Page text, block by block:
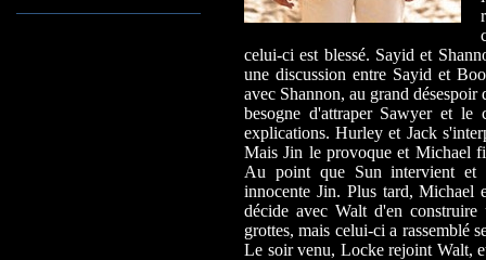
celui-ci est blessé. Sayid et
une discussion entre Sayid et
avec Shannon, au grand
besogne d'attraper Sawyer et le
explications. Hurley et Jack
Mais Jin le provoque et Michael
Au point que Sun intervient et
innocente Jin. Plus tard, Michael
décide avec Walt d'en
grottes, mais celui-ci a rassemblé
Le soir venu, Locke rejoint Walt,